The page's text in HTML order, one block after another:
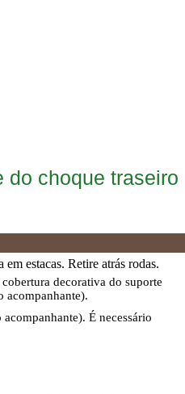
do choque traseiro
estacas. Retire atrás rodas.
decorativa do suporte
acompanhante).
É necessário